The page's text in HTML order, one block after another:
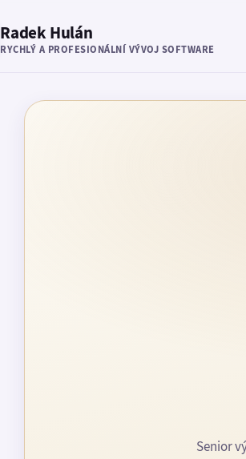
Radek Hulán
RYCHLÝ A PROFESIONÁLNÍ VÝVOJ SOFTWARE
Senior